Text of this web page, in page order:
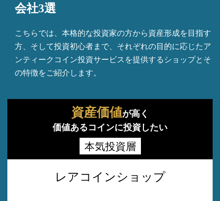
会社3選
こちらでは、本格的な投資家の方から資産形成を目指す
方、そして投資初心者まで、それぞれの目的に応じたア
ンティークコイン投資サービスを提供するショップとそ
の特徴をご紹介します。
資産価値が高く
価値あるコインに投資したい
本気投資層
レアコインショップ